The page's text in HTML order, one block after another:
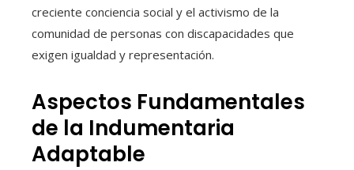
creciente conciencia social y el activismo de la
comunidad de personas con discapacidades que
exigen igualdad y representación.
Aspectos Fundamentales
de la Indumentaria
Adaptable